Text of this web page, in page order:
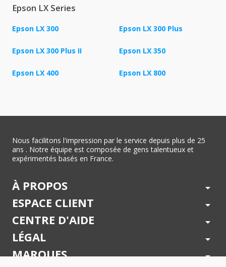
Epson LX Series
Epson LX 300 Epson LX 300 Plus
Epson LX 300 Plus II Epson LX 350
Epson LX 400 Epson LX 800
Nous facilitons l'impression par le service depuis plus de 25
ans . Notre équipe est composée de gens talentueux et
expérimentés basés en France.
À PROPOS arrow_drop_down
ESPACE CLIENT arrow_drop_down
CENTRE D'AIDE arrow_drop_down
LÉGAL arrow_drop_down
MARQUES arrow_drop_down